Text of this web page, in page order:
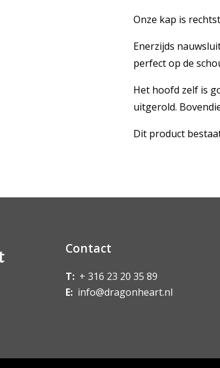
Onze kap is
Enerzijds
perfect op de
Het hoofd zelf is
uitgerold.
Dit product
Contact
T: + 316 23 20 35 89
E: info@dragonheart.nl